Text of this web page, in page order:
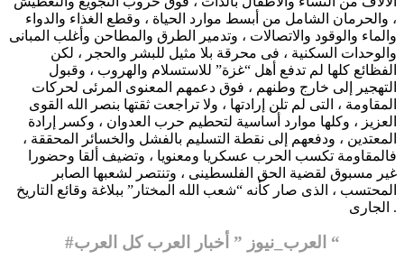
، والحرمان الشامل من أبسط موارد الحياة ، وقطع الغذاء والدواء
والماء والوقود والاتصالات ، وتدمير الطرق والمطاحن وأغلب المبانى
والوحدات السكنية ، فى محرقة بلا مثيل للبشر والحجر ، لكن
الفظائع كلها لم تدفع أهل “غزة” للاستسلام والهروب ، وقبول
التهجير إلى خارج وطنهم ، فوق دعمهم المعنوى المرئى لحركات
المقاومة ، التى لم تلن إرادتها ، ولا تراجعت ثقتها بنصر الله القوى
العزيز ، وكلها موارد أساسية لتحطيم حرب العدوان ، وكسر إرادة
المعتدين ، ودفعهم إلى نقطة التسليم بالفشل والخسائر المحققة ،
فالمقاومة تكسب الحرب عسكريا ومعنويا ، وتضيف ألقا وحضورا
غير مسبوق لقضية الحق الفلسطينى ، وتنتصر لشعبها الصابر
المحتسب ، الذى صار كأنه “شعب الله المختار” ببلاغة وقائع التاريخ
الجارى .
#العرب_نيوز ” أخبار العرب كل العرب “